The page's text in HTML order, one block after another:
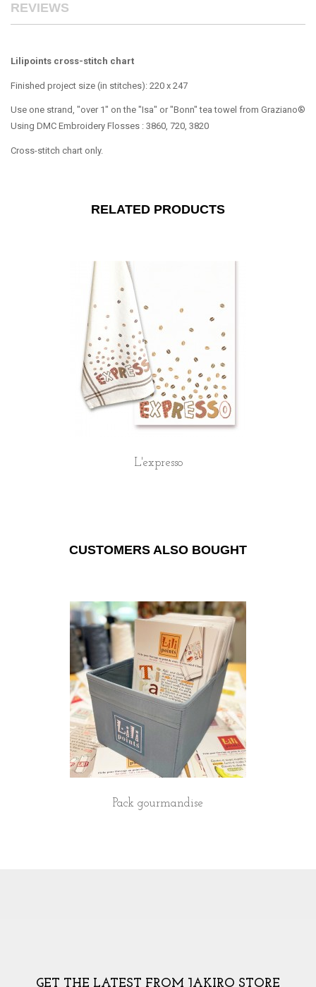
REVIEWS
Lilipoints cross-stitch chart
Finished project size (in stitches): 220 x 247
Use one strand, "over 1" on the "Isa" or "Bonn" tea towel from Graziano®
Using DMC Embroidery Flosses : 3860, 720, 3820
Cross-stitch chart only.
RELATED PRODUCTS
L'expresso
CUSTOMERS ALSO BOUGHT
Pack gourmandise
GET THE LATEST FROM JAKIRO STORE